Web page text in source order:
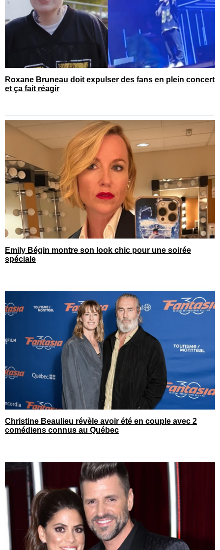
Roxane Bruneau doit expulser des fans en plein concert
et ça fait réagir
Emily Bégin montre son look chic pour une soirée
spéciale
Christine Beaulieu révèle avoir été en couple avec 2
comédiens connus au Québec